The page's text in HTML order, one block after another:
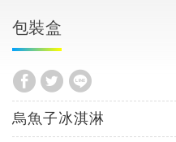
包裝盒
烏魚子冰淇淋